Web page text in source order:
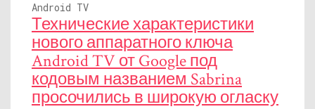
Android TV
Технические характеристики
нового аппаратного ключа
Android TV от Google под
кодовым названием Sabrina
просочились в широкую огласку